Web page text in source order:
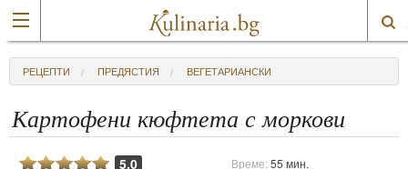
РЕЦЕПТИ ПРЕДЯСТИЯ ВЕГЕТАРИАНСКИ
Картофени кюфтета с моркови
5.0 Време:55 мин.